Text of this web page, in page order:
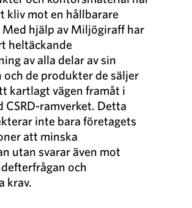
kliv mot en hållbarare
Med hjälp av Miljögiraff har
heltäckande
av alla delar av sin
de produkter de säljer
kartlagt vägen framåt i
CSRD-ramverket. Detta
inte bara företagets
att minska
utan svarar även mot
och
krav.